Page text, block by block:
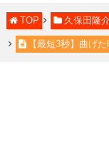
TOP 久保田隆
【最短3秒】曲げ